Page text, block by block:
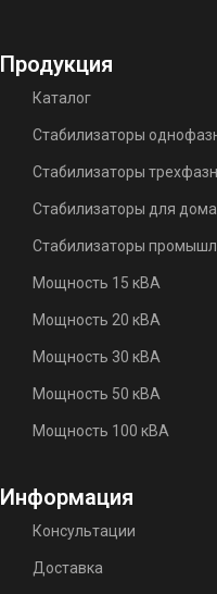
Продукция
Каталог
Стабилизаторы
Стабилизаторы
Стабилизаторы для дома
Стабилизаторы
Мощность 15 кВА
Мощность 20 кВА
Мощность 30 кВА
Мощность 50 кВА
Мощность 100 кВА
Информация
Консультации
Доставка